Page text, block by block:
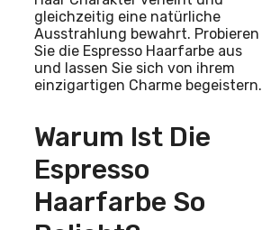
gleichzeitig eine natürliche
Ausstrahlung bewahrt. Probieren
Sie die Espresso Haarfarbe aus
und lassen Sie sich von ihrem
einzigartigen Charme begeistern.
Warum Ist Die
Espresso
Haarfarbe So